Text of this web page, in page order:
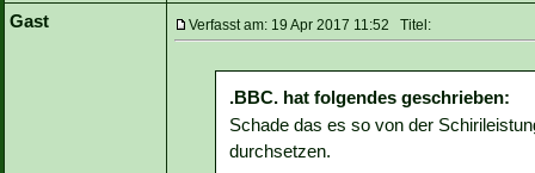
Gast
Verfasst am: 19 Apr 2017 11:52 Titel:
.BBC. hat folgendes geschrieben:
Schade das es so von der
durchsetzen.